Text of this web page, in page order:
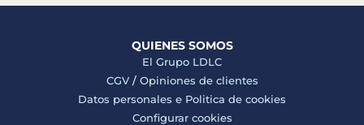
QUIENES SOMOS
El Grupo LDLC
CGV/ Opiniones de clientes
Datos personales e Politica de cookies
Configurar cookies